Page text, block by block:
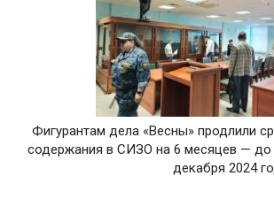
Фигурантам дела «Весны» продлили
содержания в СИЗО на 6 месяцев — до
декабря 2024